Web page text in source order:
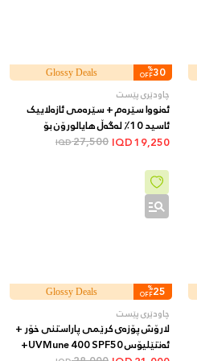
30
%
OFF
Glossy Deals
چاودێری پێست
ئەنووا سێرەم + سێرەمی ئازەلاییک
ئاسید 10٪ لەگەڵ هایالورۆن بۆ
نەرمکردنەوە و سووربوونەوەی پێست
19,250
27,500
IQD
25
%
OFF
Glossy Deals
چاودێری پێست
لارۆش پۆزەی کرێمی پاراستنی خۆر +
ئەنتێلیۆس UVMune 400 SPF50+